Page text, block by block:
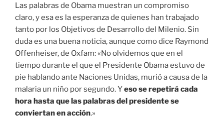
Las palabras de Obama muestran un compromiso
claro, y esa es la esperanza de quienes han trabajado
tanto por los Objetivos de Desarrollo del Milenio. Sin
duda es una buena noticia, aunque como dice Raymond
Offenheiser, de Oxfam: «No olvidemos que en el
tiempo durante el que el Presidente Obama estuvo de
pie hablando ante Naciones Unidas, murió a causa de la
malaria un niño por segundo. Yeso se repetirá cada
hora hasta que las palabras del presidente se
conviertan en acción.»